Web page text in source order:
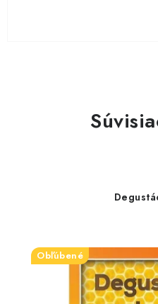
Obľúbené